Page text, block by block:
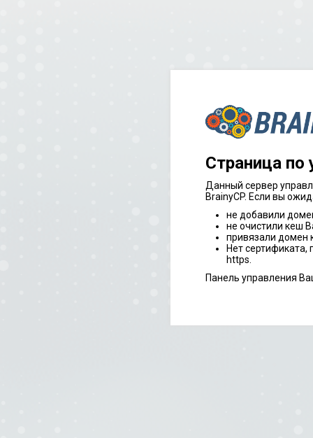
Страница
Данный сервер
BrainyCP. Если вы
не добавили
не очистили кеш
привязали домен
Нет сертификата,
https.
Панель управления